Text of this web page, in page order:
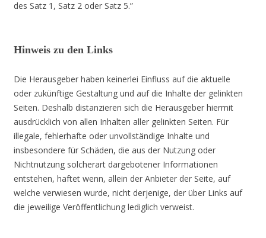
des Satz 1, Satz 2 oder Satz 5.”
Hinweis zu den Links
Die Herausgeber haben keinerlei Einfluss auf die aktuelle
oder zukünftige Gestaltung und auf die Inhalte der gelinkten
Seiten. Deshalb distanzieren sich die Herausgeber hiermit
ausdrücklich von allen Inhalten aller gelinkten Seiten. Für
illegale, fehlerhafte oder unvollständige Inhalte und
insbesondere für Schäden, die aus der Nutzung oder
Nichtnutzung solcherart dargebotener Informationen
entstehen, haftet wenn, allein der Anbieter der Seite, auf
welche verwiesen wurde, nicht derjenige, der über Links auf
die jeweilige Veröffentlichung lediglich verweist.